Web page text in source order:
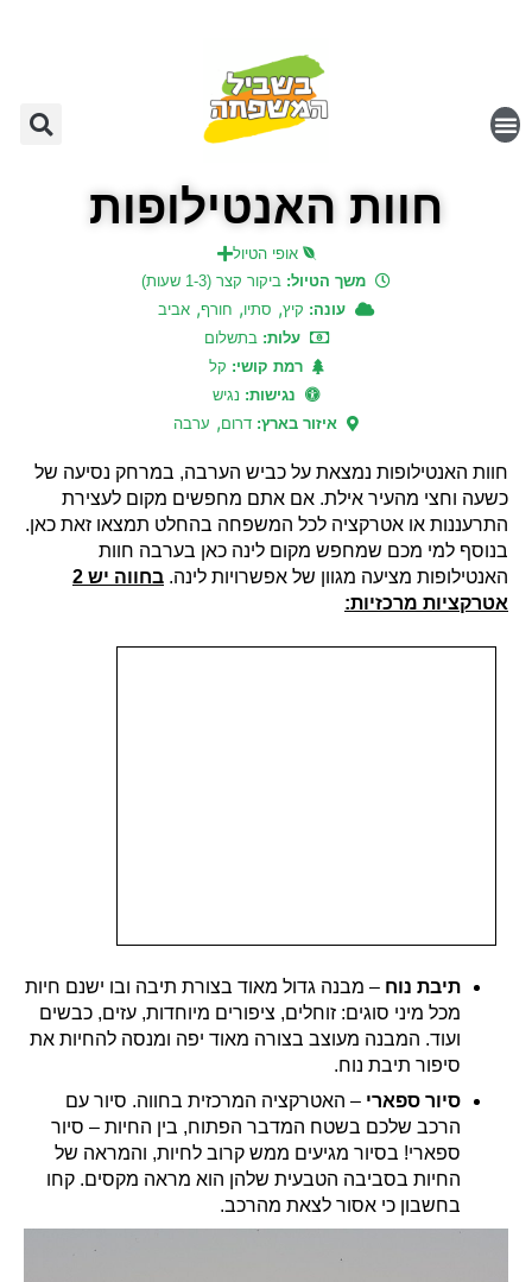
חוות האנטילופות
אופי הטיול
משך הטיול: ביקור קצר (1-3 שעות)
עונה: קיץ, סתיו, חורף, אביב
עלות:בתשלום
רמת קושי: קל
נגישות: נגיש
איזור בארץ: דרום, ערבה
חוות האנטילופות נמצאת על כביש הערבה, במרחק נסיעה של
כשעה וחצי מהעיר אילת. אם אתם מחפשים מקום לעצירת
התרעננות או אטרקציה לכל המשפחה בהחלט תמצאו זאת כאן.
בנוסף למי מכם שמחפש מקום לינה כאן בערבה חוות
האנטילופות מציעה מגוון של אפשרויות לינה.
בחווה יש 2
אטרקציות מרכזיות:
תיבת נוח – מבנה גדול מאוד בצורת תיבה ובו ישנם חיות
מכל מיני סוגים: זוחלים, ציפורים מיוחדות, עזים, כבשים
ועוד. המבנה מעוצב בצורה מאוד יפה ומנסה להחיות את
סיפור תיבת נוח.
סיור ספארי – האטרקציה המרכזית בחווה. סיור עם
הרכב שלכם בשטח המדבר הפתוח, בין החיות – סיור
ספארי! בסיור מגיעים ממש קרוב לחיות, והמראה של
החיות בסביבה הטבעית שלהן הוא מראה מקסים. קחו
בחשבון כי אסור לצאת מהרכב.